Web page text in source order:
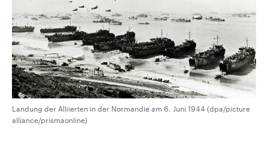
Landung der Alliierten in der Normandie am 6. Juni 1944 (dpa/picture
alliance/prismaonline)